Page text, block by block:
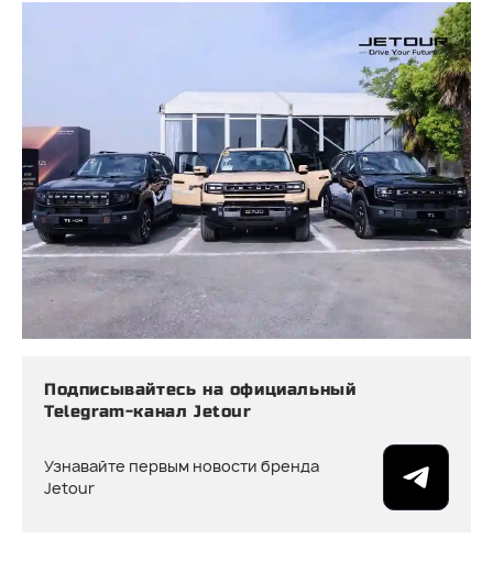
Подписывайтесь на официальный
Telegram-канал Jetour
Узнавайте первым новости бренда
Jetour